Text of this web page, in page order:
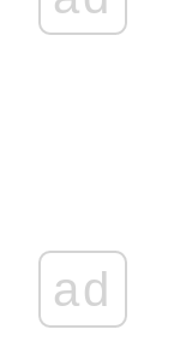
ad